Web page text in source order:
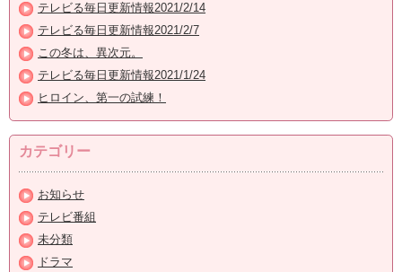
テレビる毎日更新情報2021/2/14
テレビる毎日更新情報2021/2/7
この冬は、異次元。
テレビる毎日更新情報2021/1/24
ヒロイン、第一の試練！
カテゴリー
お知らせ
テレビ番組
未分類
ドラマ